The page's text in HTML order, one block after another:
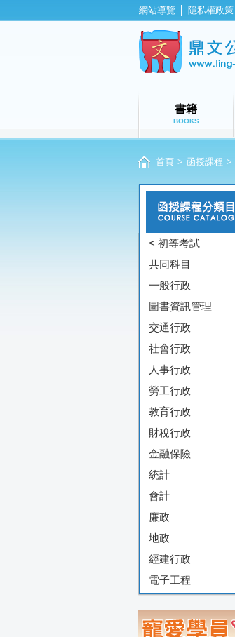
網站導覽 隱私權政策
書籍
BOOKS
首頁 > 函授課程 >
< 初等考試
共同科目
一般行政
圖書資訊管理
交通行政
社會行政
人事行政
勞工行政
教育行政
財稅行政
金融保險
統計
會計
廉政
地政
經建行政
電子工程